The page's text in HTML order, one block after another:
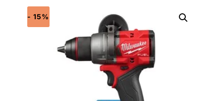
- 15%